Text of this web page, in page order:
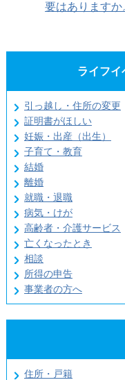
要はありますか
ライフイ
引っ越し・住所の変更
証明書がほしい
妊娠・出産（出生）
子育て・教育
結婚
離婚
就職・退職
病気・けが
高齢者・介護サービス
亡くなったとき
相談
所得の申告
事業者の方へ
住所・戸籍